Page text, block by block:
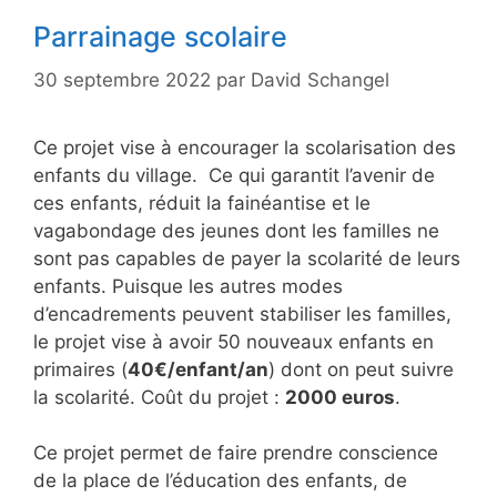
Parrainage scolaire
30 septembre 2022 par David Schangel
Ce projet vise à encourager la scolarisation des
enfants du village. Ce qui garantit l’avenir de
ces enfants, réduit la fainéantise et le
vagabondage des jeunes dont les familles ne
sont pas capables de payer la scolarité de leurs
enfants. Puisque les autres modes
d’encadrements peuvent stabiliser les familles,
le projet vise à avoir 50 nouveaux enfants en
primaires (40€/enfant/an) dont on peut suivre
la scolarité. Coût du projet : 2000 euros.
Ce projet permet de faire prendre conscience
de la place de l’éducation des enfants, de